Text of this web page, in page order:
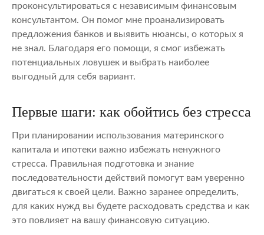
проконсультироваться с независимым финансовым
консультантом. Он помог мне проанализировать
предложения банков и выявить нюансы, о которых я
не знал. Благодаря его помощи, я смог избежать
потенциальных ловушек и выбрать наиболее
выгодный для себя вариант.
Первые шаги: как обойтись без стресса
При планировании использования материнского
капитала и ипотеки важно избежать ненужного
стресса. Правильная подготовка и знание
последовательности действий помогут вам уверенно
двигаться к своей цели. Важно заранее определить,
для каких нужд вы будете расходовать средства и как
это повлияет на вашу финансовую ситуацию.